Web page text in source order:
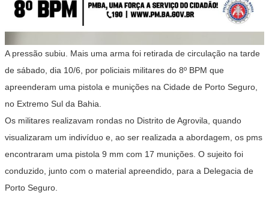
A pressão subiu. Mais uma arma foi retirada de circulação na tarde
de sábado, dia 10/6, por policiais militares do 8º BPM que
apreenderam uma pistola e munições na Cidade de Porto Seguro,
no Extremo Sul da Bahia.
Os militares realizavam rondas no Distrito de Agrovila, quando
visualizaram um indivíduo e, ao ser realizada a abordagem, os pms
encontraram uma pistola 9 mm com 17 munições. O sujeito foi
conduzido, junto com o material apreendido, para a Delegacia de
Porto Seguro.